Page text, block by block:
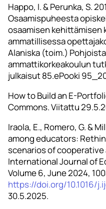
Happo, I. & Perunka, S.
Osaamispuheesta
osaamisen kehittämisen
ammatillisessa
Alaniska (toim.)
ammattikorkeakoulun
julkaisut 85.ePooki
How to Build an E-
Commons. Viitattu
Iraola, E., Romero, G. &
among educators:
scenarios of
International Journal of
Volume 6, June 2024,
https://doi.org/10.1016/
30.5.2025.